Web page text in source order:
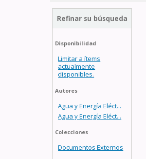
Refinar su búsqueda
Disponibilidad
Limitar a ítems
actualmente
disponibles.
Autores
Agua y Energía Eléct...
Agua y Energía Eléct...
Colecciones
Documentos Externos